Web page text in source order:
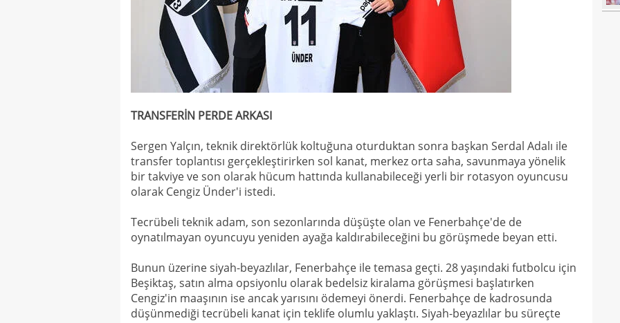
TRANSFERİN PERDE ARKASI
Sergen Yalçın, teknik direktörlük koltuğuna oturduktan sonra başkan Serdal Adalı ile
transfer toplantısı gerçekleştirirken sol kanat, merkez orta saha, savunmaya yönelik
bir takviye ve son olarak hücum hattında kullanabileceği yerli bir rotasyon oyuncusu
olarak Cengiz Ünder'i istedi.
Tecrübeli teknik adam, son sezonlarında düşüşte olan ve Fenerbahçe'de de
oynatılmayan oyuncuyu yeniden ayağa kaldırabileceğini bu görüşmede beyan etti.
Bunun üzerine siyah-beyazlılar, Fenerbahçe ile temasa geçti. 28 yaşındaki futbolcu için
Beşiktaş, satın alma opsiyonlu olarak bedelsiz kiralama görüşmesi başlatırken
Cengiz'in maaşının ise ancak yarısını ödemeyi önerdi. Fenerbahçe de kadrosunda
düşünmediği tecrübeli kanat için teklife olumlu yaklaştı. Siyah-beyazlılar bu süreçte